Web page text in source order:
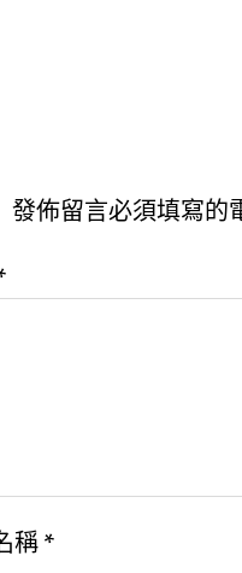
發佈留言必須填寫的
稱 *